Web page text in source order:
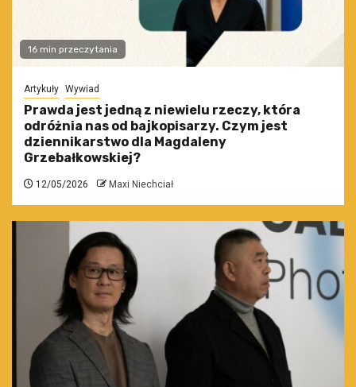
16 min przeczytania
Artykuły Wywiad
Prawda jest jedną z niewielu rzeczy, która
odróżnia nas od bajkopisarzy. Czym jest
dziennikarstwo dla Magdaleny
Grzebałkowskiej?
12/05/2026 Maxi Niechciał